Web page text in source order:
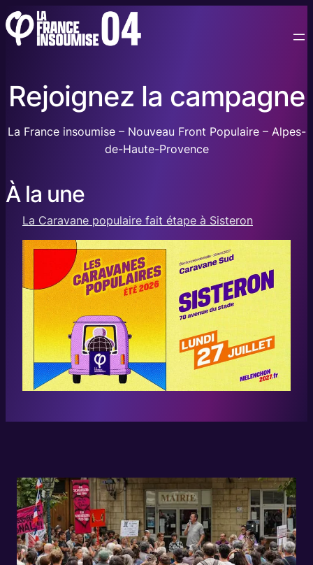
Aller
au
contenu
Rejoignez la campagne
La France insoumise – Nouveau Front Populaire – Alpes-
de-Haute-Provence
À la une
La Caravane populaire fait étape à Sisteron